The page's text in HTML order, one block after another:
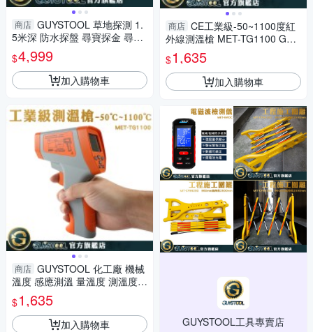
商店 GUYSTOOL 草地探測 1.
5米深 防水探盤 尋寶探金 尋寶
考古 地下金屬探測儀 金屬探測
器
$4,999
加入購物車
商店 GUYSTOOL 化工廠 機械
溫度 感應測溫 量溫度 測溫度
溫度槍 MET-TG1100 測溫槍
工業用
$1,635
加入購物車
商店 CE工業級-50~1100度紅
外線測溫槍 MET-TG1100 GUY
STOOL 溫度槍 溫度量測 紅外
線測量溫度 量溫度
$1,635
加入購物車
GUYSTOOL工具專賣店